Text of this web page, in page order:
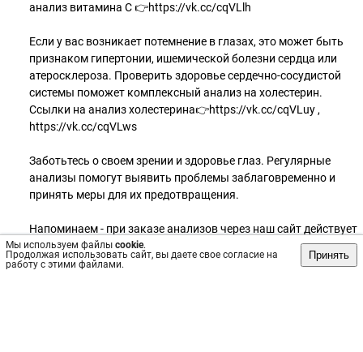
Мы используем файлы cookie.
Продолжая использовать сайт, вы даете свое согласие на
работу с этими файлами.
Принять
анализ витамина C 👉https://vk.cc/cqVLlh
Если у вас возникает потемнение в глазах, это может быть
признаком гипертонии, ишемической болезни сердца или
атеросклероза. Проверить здоровье сердечно-сосудистой
системы поможет комплексный анализ на холестерин.
Ссылки на анализ холестерина👉https://vk.cc/cqVLuy ,
https://vk.cc/cqVLws
Заботьтесь о своем зрении и здоровье глаз. Регулярные
анализы помогут выявить проблемы заблаговременно и
принять меры для их предотвращения.
Напоминаем - при заказе анализов через наш сайт действует
скидка 5% !
https://vk.cc/cqVMnV